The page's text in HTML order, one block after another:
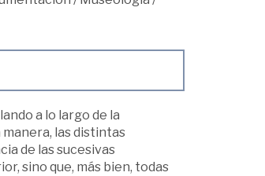
a lo largo de la
las distintas
de las sucesivas
sino que, más bien, todas